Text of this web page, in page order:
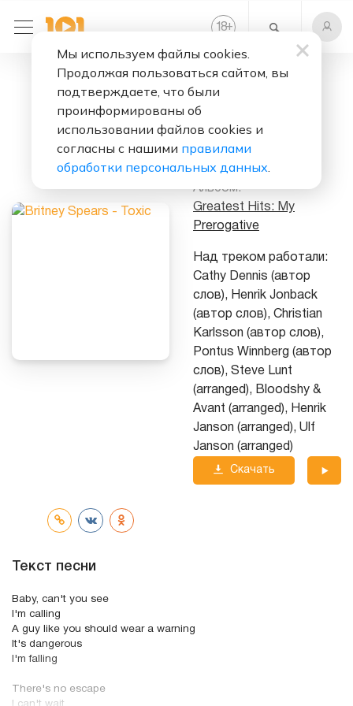
18+
Toxic
Альбом:
Greatest Hits: My
Prerogative
Над треком работали:
Cathy Dennis (автор
слов), Henrik Jonback
(автор слов), Christian
Karlsson (автор слов),
Pontus Winnberg (автор
слов), Steve Lunt
(arranged), Bloodshy &
Avant (arranged), Henrik
Janson (arranged), Ulf
Janson (arranged)
Скачать
Текст песни
Baby, can't you see
I'm calling
A guy like you should wear a warning
It's dangerous
I'm falling
There's no escape
Мы используем файлы cookies.
Продолжая пользоваться сайтом, вы
подтверждаете, что были
проинформированы об
использовании файлов cookies и
согласны с нашими правилами
обработки персональных данных.